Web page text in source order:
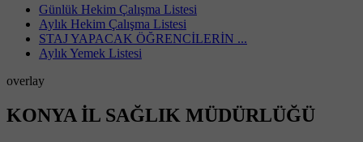
Günlük Hekim Çalışma Listesi
Aylık Hekim Çalışma Listesi
STAJ YAPACAK ÖĞRENCİLERİN ...
Aylık Yemek Listesi
overlay
KONYA İL SAĞLIK MÜDÜRLÜĞÜ